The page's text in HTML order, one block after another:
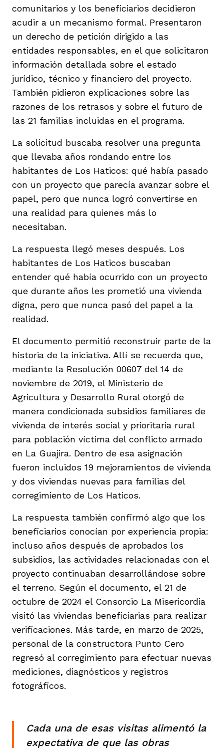
comunitarios y los beneficiarios decidieron
acudir a un mecanismo formal. Presentaron
un derecho de petición dirigido a las
entidades responsables, en el que solicitaron
información detallada sobre el estado
jurídico, técnico y financiero del proyecto.
También pidieron explicaciones sobre las
razones de los retrasos y sobre el futuro de
las 21 familias incluidas en el programa.
La solicitud buscaba resolver una pregunta
que llevaba años rondando entre los
habitantes de Los Haticos: qué había pasado
con un proyecto que parecía avanzar sobre el
papel, pero que nunca logró convertirse en
una realidad para quienes más lo
necesitaban.
La respuesta llegó meses después. Los
habitantes de Los Haticos buscaban
entender qué había ocurrido con un proyecto
que durante años les prometió una vivienda
digna, pero que nunca pasó del papel a la
realidad.
El documento permitió reconstruir parte de la
historia de la iniciativa. Allí se recuerda que,
mediante la Resolución 00607 del 14 de
noviembre de 2019, el Ministerio de
Agricultura y Desarrollo Rural otorgó de
manera condicionada subsidios familiares de
vivienda de interés social y prioritaria rural
para población víctima del conflicto armado
en La Guajira. Dentro de esa asignación
fueron incluidos 19 mejoramientos de vivienda
y dos viviendas nuevas para familias del
corregimiento de Los Haticos.
La respuesta también confirmó algo que los
beneficiarios conocían por experiencia propia:
incluso años después de aprobados los
subsidios, las actividades relacionadas con el
proyecto continuaban desarrollándose sobre
el terreno. Según el documento, el 21 de
octubre de 2024 el Consorcio La Misericordia
visitó las viviendas beneficiarias para realizar
verificaciones. Más tarde, en marzo de 2025,
personal de la constructora Punto Cero
regresó al corregimiento para efectuar nuevas
mediciones, diagnósticos y registros
fotográficos.
Cada una de esas visitas alimentó la
expectativa de que las obras